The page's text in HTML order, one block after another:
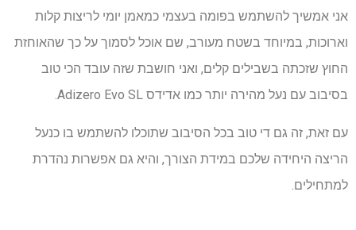
אני אמשיך להשתמש בפומה בעצמי כמאמן יומי לריצות קלות
וארוכות, במיוחד בשטח מעורב, שם אוכל לסמוך על כך שהאוחזת
החוץ שזכתה בשבילים קלים, ואני חושבת שזה עובד הכי טוב
בסיבוב עם נעל מהירה יותר כמו אדידס Adizero Evo SL.
עם זאת, זה גם די טוב בכל הסיבוב שתוכלו להשתמש בו כנעל
הריצה היחידה שלכם במידת הצורך, והיא גם אפשרות נהדרת
למתחילים.